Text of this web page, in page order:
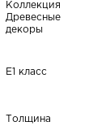
Коллекция
Древесные
декоры
E1 класс
Толщина